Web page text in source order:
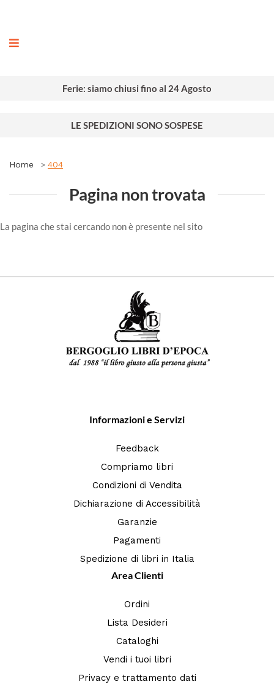
Ferie: siamo chiusi fino al 24 Agosto
LE SPEDIZIONI SONO SOSPESE
Home 404
Pagina non trovata
La pagina che stai cercando non è presente nel sito
Informazioni e Servizi
Feedback
Compriamo libri
Condizioni di Vendita
Dichiarazione di Accessibilità
Garanzie
Pagamenti
Spedizione di libri in Italia
Area Clienti
Ordini
Lista Desideri
Cataloghi
Vendi i tuoi libri
Privacy e trattamento dati